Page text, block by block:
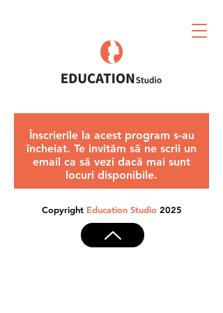
Înscrierile la acest program s-au
încheiat. Te invităm să ne scrii un
email ca să vezi dacă mai sunt
locuri disponibile.
Copyright Education Studio2025